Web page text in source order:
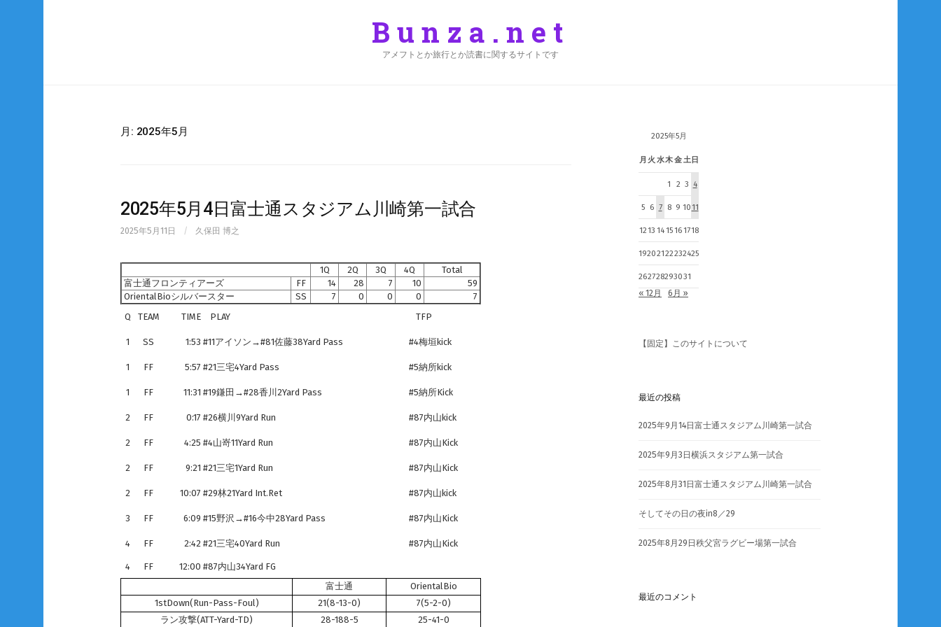
Bunza.net
アメフトとか旅行とか読書に関するサイトです
月: 2025年5月
2025年5月4日富士通スタジアム川崎第一試合
2025年5月11日 / 久保田 博之
1Q 2Q 3Q 4Q
Total
富士通フロンティアーズ
FF 14 28 7 10
59
OrientalBioシルバースター
SS 7 0 0 0
7
Q
TEAM TIME PLAY TFP
1 SS 1:53 #11アイソン→#81佐藤38Yard Pass #4梅垣kick
1 FF 5:57 #21三宅4Yard Pass #5納所kick
1 FF 11:31 #19鎌田→#28香川2Yard Pass #5納所Kick
2 FF 0:17 #26横川9Yard Run #87内山kick
2 FF 4:25 #4山嵜11Yard Run #87内山Kick
2 FF 9:21 #21三宅1Yard Run #87内山Kick
2 FF 10:07 #29林21Yard Int.Ret #87内山kick
3 FF 6:09 #15野沢→#16今中28Yard Pass #87内山Kick
4 FF 2:42 #21三宅40Yard Run #87内山Kick
4 FF 12:00 #87内山34Yard FG
富士通
OrientalBio
1stDown(Run-Pass-Foul)
21(8-13-0)
7(5-2-0)
ラン攻撃(ATT-Yard-TD)
28-188-5 25-41-0
2025年5月
月 火 水木金土日
1 2 3 4
5 6 7 8 9 1011
1213 1415161718
19202122232425
262728293031
« 12月
6月 »
【固定】このサイトについて
最近の投稿
2025年9月14日富士通スタジアム川崎第一試合
2025年9月3日横浜スタジアム第一試合
2025年8月31日富士通スタジアム川崎第一試合
そしてその日の夜in8／29
2025年8月29日秩父宮ラグビー場第一試合
最近のコメント